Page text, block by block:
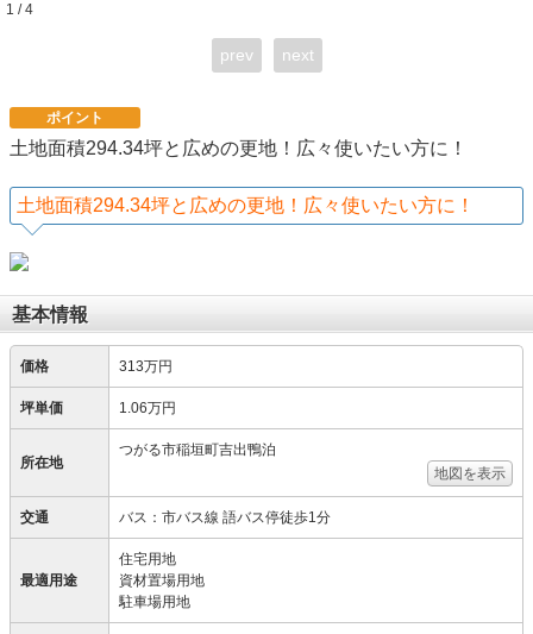
1 / 4
prev next
ポイント
土地面積294.34坪と広めの更地！広々使いたい方に！
土地面積294.34坪と広めの更地！広々使いたい方に！
基本情報
価格 313万円
坪単価 1.06万円
所在地
つがる市稲垣町吉出鴨泊
地図を表示
交通 バス：市バス線 語バス停徒歩1分
最適用途
住宅用地
資材置場用地
駐車場用地